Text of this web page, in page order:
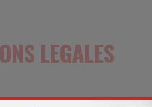
LEGALES